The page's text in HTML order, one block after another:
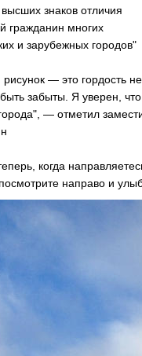
знаков отличия
гражданин многих
и зарубежных городов"
— это гордость
забыты. Я уверен, что
— отметил
когда
направо и